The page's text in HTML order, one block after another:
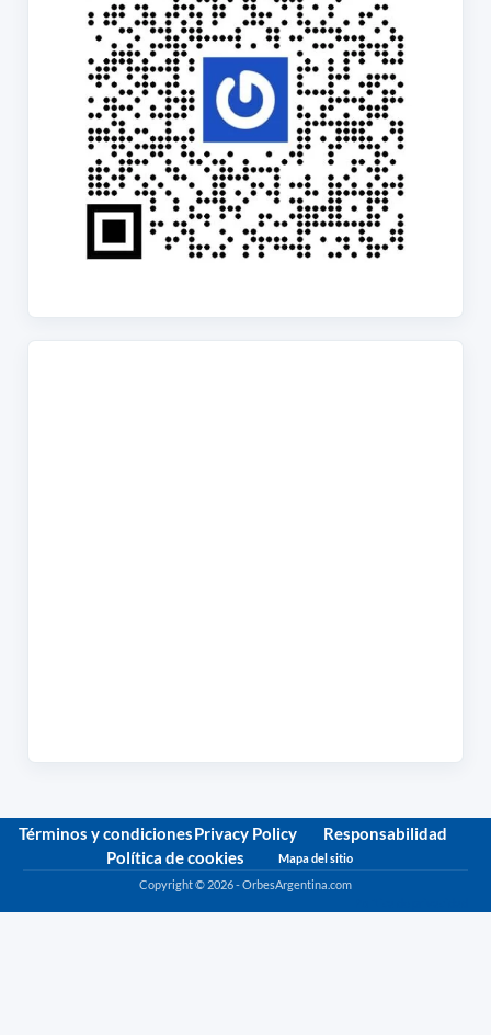
Términos y condicionesPrivacy Policy
Responsabilidad
Política de cookies
Mapa del sitio
Copyright © 2026 - OrbesArgentina.com